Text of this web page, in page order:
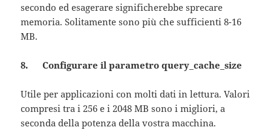
secondo ed esagerare significherebbe sprecare
memoria. Solitamente sono più che sufficienti 8-16
MB.
8. Configurare il parametro query_cache_size
Utile per applicazioni con molti dati in lettura. Valori
compresi tra i 256 e i 2048 MB sono i migliori, a
seconda della potenza della vostra macchina.